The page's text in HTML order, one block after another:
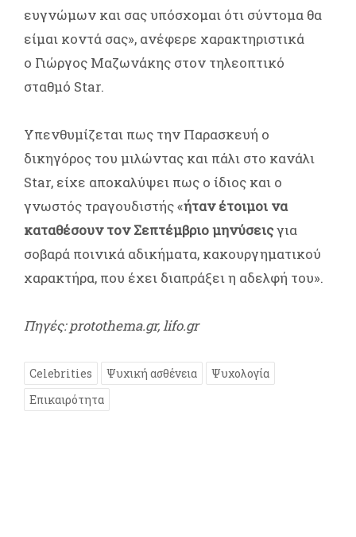
ευγνώμων και σας υπόσχομαι ότι σύντομα θα
είμαι κοντά σας», ανέφερε χαρακτηριστικά
ο Γιώργος Μαζωνάκης στον τηλεοπτικό
σταθμό Star.
Υπενθυμίζεται πως την Παρασκευή ο
δικηγόρος του μιλώντας και πάλι στο κανάλι
Star, είχε αποκαλύψει πως ο ίδιος και ο
γνωστός τραγουδιστής «ήταν έτοιμοι να
καταθέσουν τον Σεπτέμβριο μηνύσειςγια
σοβαρά ποινικά αδικήματα, κακουργηματικού
χαρακτήρα, που έχει διαπράξει η αδελφή του».
Πηγές: protothema.gr, lifo.gr
Celebrities Ψυχική ασθένεια
Ψυχολογία
Επικαιρότητα